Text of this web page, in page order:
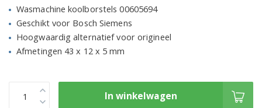
Wasmachine koolborstels 00605694
Geschikt voor Bosch Siemens
Hoogwaardig alternatief voor origineel
Afmetingen 43 x 12 x 5 mm
In winkelwagen